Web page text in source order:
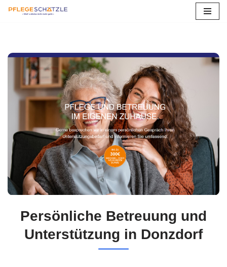
springen
Persönliche Betreuung und
Unterstützung in Donzdorf